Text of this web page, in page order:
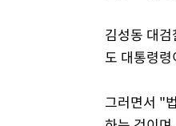
김성동 대
도 대통령
그러면서 "